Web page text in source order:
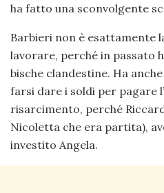
ha fatto una sconvolgente
Barbieri non è esattamente
lavorare, perché in passato
bische clandestine. Ha
farsi dare i soldi per pagare
risarcimento, perché
Nicoletta che era partita),
investito Angela.